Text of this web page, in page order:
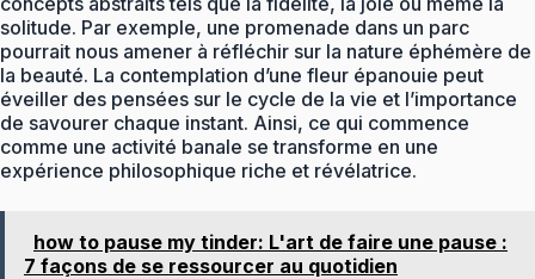
solitude. Par exemple, une promenade dans un parc
pourrait nous amener à réfléchir sur la nature éphémère de
la beauté. La contemplation d’une fleur épanouie peut
éveiller des pensées sur le cycle de la vie et l’importance
de savourer chaque instant. Ainsi, ce qui commence
comme une activité banale se transforme en une
expérience philosophique riche et révélatrice.
how to pause my tinder: L'art de faire une pause :
7 façons de se ressourcer au quotidien